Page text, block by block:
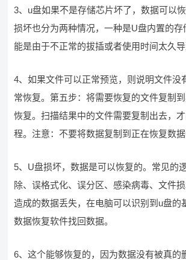
3、u盘如果不是存储芯片坏了，数据可以
损坏也分为两种情况，一种是U盘内置的
能是由于不正常的拔插或者使用时间太久导
4、如果文件可以正常预览，则说明文件没
常恢复。第五步：将需要恢复的文件复制
恢复。扫描结果中的文件需要复制出去，
程。注意：不要将数据复制到正在恢复数据
5、U盘损坏，数据是可以恢复的。常见的
除、误格式化、误分区、感染病毒、文件
造成的数据丢失，在电脑可以识别到u盘的
数据恢复软件找回数据。
6、这个能够恢复的，因为数据没有被真的